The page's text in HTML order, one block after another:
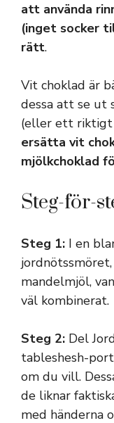
att använda
(inget socker
rätt.
Vit choklad är
dessa att se ut
(eller ett riktigt
ersätta vit
mjölkchoklad
Steg-för-
Steg 1: I en
mandelmjöl,
väl kombinerat.
Steg 2: Del
tableshesh-
om du vill.
de liknar
med händerna